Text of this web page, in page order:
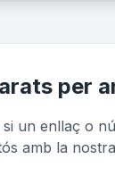
per
un enllaç o
amb la